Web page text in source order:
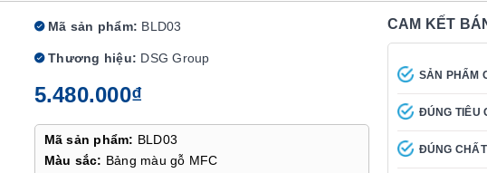
Mã sản phẩm: BLD03
Thương hiệu: DSG Group
5.480.000₫
Mã sản phẩm: BLD03
Màu sắc: Bảng màu gỗ MFC
CAM KẾT
SẢN PHẨM
ĐÚNG TIÊU
ĐÚNG